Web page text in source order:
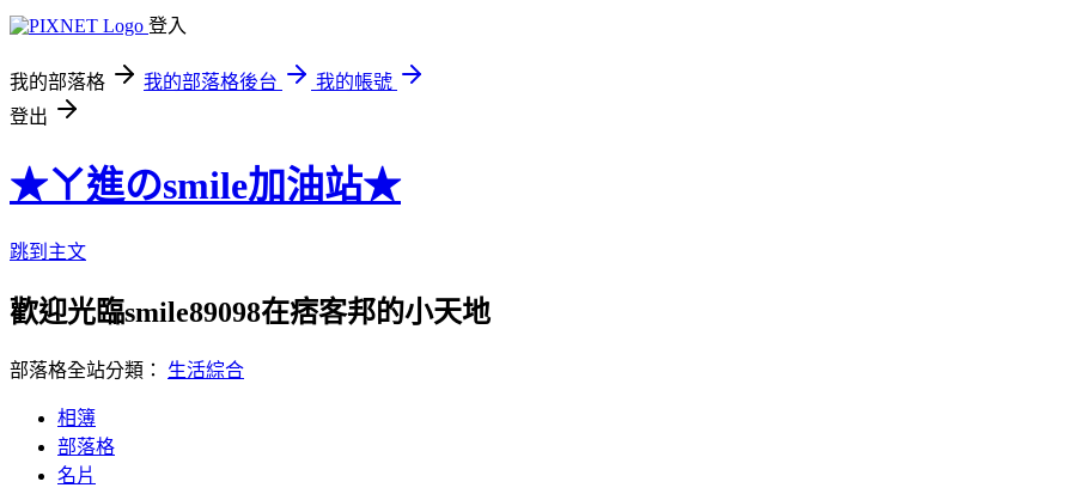
登入
我的部落格 我的部落格後台
我的帳號
登出
★ㄚ進のsmile加油站★
跳到主文
歡迎光臨smile89098在痞客邦的小天地
部落格全站分類： 生活綜合
相簿
部落格
名片